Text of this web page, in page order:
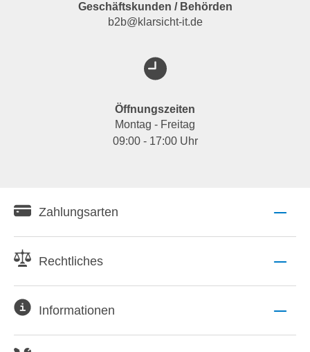
Geschäftskunden / Behörden
b2b@klarsicht-it.de
Öffnungszeiten
Montag - Freitag
09:00 - 17:00 Uhr
Zahlungsarten
Rechtliches
Informationen